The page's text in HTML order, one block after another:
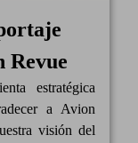
Revue
estratégica
a Avion
visión del